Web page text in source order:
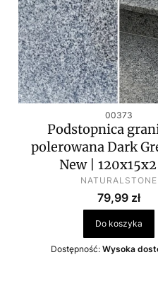
Kod produktu
00373
Podstopnica
polerowana Dark
New |
PRODUCENT
NATURALSTONE
Cena
79,99 zł
Do koszyka
Dostępność: Wysoka